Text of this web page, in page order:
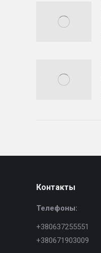
Контакты
Телефоны:
+380637255551
+380671903009